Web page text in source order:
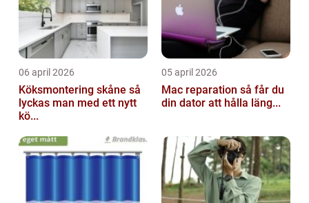
06 april 2026
Köksmontering skåne så
lyckas man med ett nytt
kö...
05 april 2026
Mac reparation så får du
din dator att hålla läng...